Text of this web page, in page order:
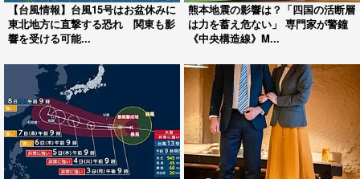
【台風情報】台風15号はお盆休みに
東北地方に直撃する恐れ 関東も影
響を受ける可能...
熊本地震の影響は？「四国の活断層
は力を蓄え危ない」 専門家が警鐘
《中央構造線》M...